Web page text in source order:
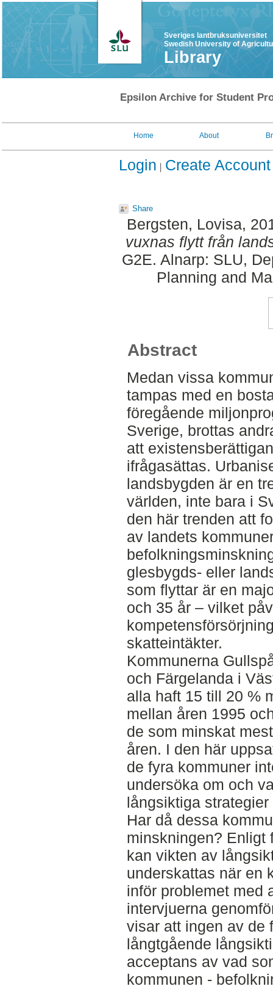
Sveriges lantbruksuniversitet
Swedish University of
Library
Epsilon Archive for Student
Home About
Login Create Account
Share
Bergsten, Lovisa,
vuxnas flytt från
G2E. Alnarp: SLU,
Planning and
Abstract
Medan vissa
tampas med en
föregående
Sverige, brottas
att
ifrågasättas.
landsbygden är en
världen, inte bara i
den här trenden att
av landets
glesbygds- eller
som flyttar är en
och 35 år – vilket
skatteintäkter.
Kommunerna
och Färgelanda i
alla haft 15 till 20 %
mellan åren 1995
de som minskat
åren. I den här
de fyra kommuner
undersöka om och
långsiktiga
Har då dessa
minskningen? Enligt
kan vikten av
underskattas när en
inför problemet med
intervjuerna
visar att ingen av de
långtgående
acceptans av vad
kommunen -